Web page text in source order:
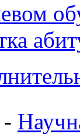
-